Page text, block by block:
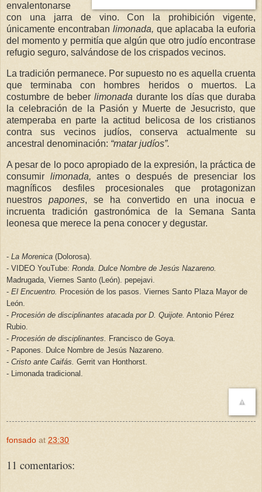
envalentonarse
con una jarra de vino. Con la prohibición vigente,
únicamente encontraban limonada, que aplacaba la euforia
del momento y permitía que algún que otro judío encontrase
refugio seguro, salvándose de los crispados vecinos.
La tradición permanece. Por supuesto no es aquella cruenta
que terminaba con hombres heridos o muertos. La
costumbre de beber limonada durante los días que duraba
la celebración de la Pasión y Muerte de Jesucristo, que
atemperaba en parte la actitud belicosa de los cristianos
contra sus vecinos judíos, conserva actualmente su
ancestral denominación: “matar judíos”.
A pesar de lo poco apropiado de la expresión, la práctica de
consumir limonada, antes o después de presenciar los
magníficos desfiles procesionales que protagonizan
nuestros papones, se ha convertido en una inocua e
incruenta tradición gastronómica de la Semana Santa
leonesa que merece la pena conocer y degustar.
- La Morenica (Dolorosa).
- VIDEO YouTube: Ronda Dulce Nombre de Jesús Nazareno.
Madrugada, Viernes Santo (León). pepejavi.
- El Encuentro.
Procesión de los pasos. Viernes Santo Plaza Mayor de
León.
- Procesión de disciplinantes atacada por D. Quijote. Antonio Pérez
Rubio.
- Procesión de disciplinantes.
Francisco de Goya.
- Papones. Dulce Nombre de Jesús Nazareno.
- Cristo ante Caifás. Gerrit van Honthorst.
- Limonada tradicional.
fonsado at 23:30
11 comentarios: